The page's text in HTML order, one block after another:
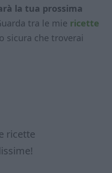
la tua prossima
tra le mie ricette
sicura che troverai
ricette